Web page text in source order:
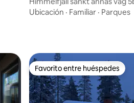
Ubicación · Familiar · Parques
Favorito entre huéspedes
Favorito entre huéspedes